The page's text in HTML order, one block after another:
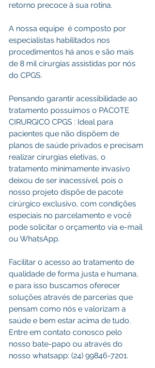
retorno precoce à sua rotina.
A nossa equipe  é composto por
especialistas habilitados nos
procedimentos há anos e são mais
de 8 mil cirurgias assistidas por nós
do CPGS.
Pensando garantir acessibilidade ao
tratamento possuimos o PACOTE
CIRURGICO CPGS : Ideal para
pacientes que não dispõem de
planos de saúde privados e precisam
realizar cirurgias eletivas, o
tratamento minimamente invasivo
deixou de ser inacessível. pois o
nosso projeto dispõe de pacote
cirúrgico exclusivo, com condições
especiais no parcelamento e você
pode solicitar o orçamento via e-mail
ou WhatsApp.
Facilitar o acesso ao tratamento de
qualidade de forma justa e humana,
e para isso buscamos oferecer
soluções através de parcerias que
pensam como nós e valorizam a
saúde e bem estar acima de tudo.
Entre em contato conosco pelo
nosso bate-papo ou através do
nosso whatsapp: (24) 99846-7201.